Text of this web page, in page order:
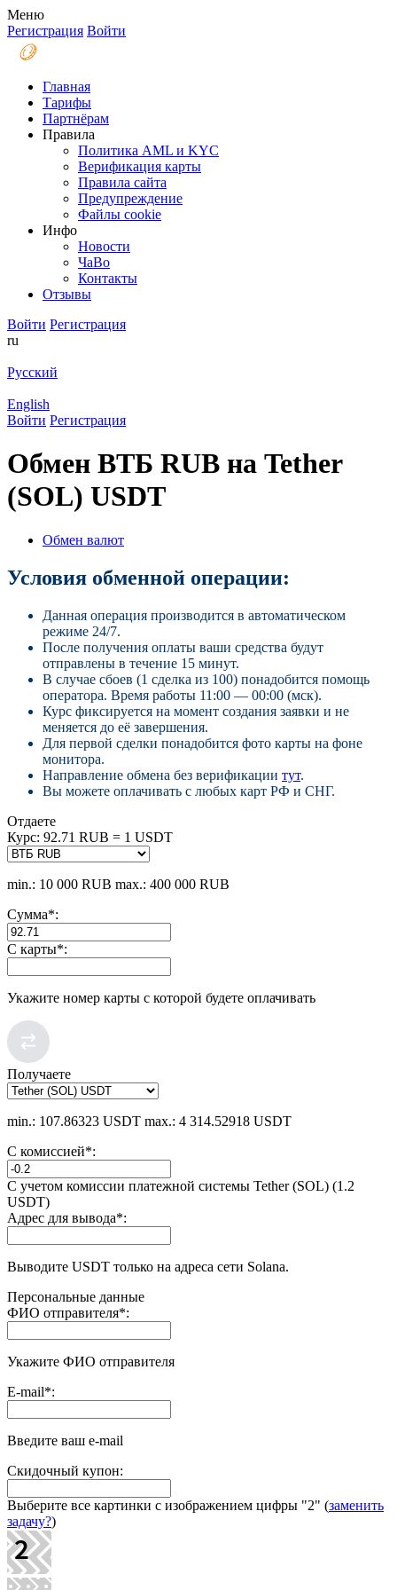
Меню
Регистрация Войти
Главная
Тарифы
Партнёрам
Правила
Политика AML и KYC
Верификация карты
Правила сайта
Предупреждение
Файлы coоkie
Инфо
Новости
ЧаВо
Контакты
Отзывы
Войти Регистрация
ru
Русский
English
Войти Регистрация
Обмен ВТБ RUB на Tether
(SOL) USDT
Обмен валют
Условия обменной операции:
Данная операция производится в автоматическом
режиме 24/7.
После получения оплаты ваши средства будут
отправлены в течение 15 минут.
В случае сбоев (1 сделка из 100) понадобится помощь
оператора. Время работы 11:00 — 00:00 (мск).
Курс фиксируется на момент создания заявки и не
меняется до её завершения.
Для первой сделки понадобится фото карты на фоне
монитора.
Направление обмена без верификации тут.
Вы можете оплачивать с любых карт РФ и СНГ.
Отдаете
Курс: 92.71 RUB = 1 USDT
min.: 10 000 RUB max.: 400 000 RUB
Сумма*:
С карты*:
Укажите номер карты с которой будете оплачивать
Получаете
min.: 107.86323 USDT max.: 4 314.52918 USDT
С комиссией*:
С учетом комиссии платежной системы Tether (SOL) (1.2
USDT)
Адрес для вывода*:
Выводите USDT только на адреса сети Solana.
Персональные данные
ФИО отправителя*:
Укажите ФИО отправителя
E-mail*:
Введите ваш e-mail
Скидочный купон:
Выберите все картинки с изображением цифры "2" (заменить
задачу?)